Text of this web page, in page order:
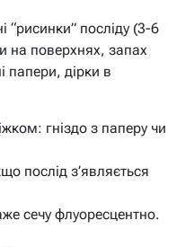
“рисинки” посліду (3-6
на поверхнях, запах
папери, дірки в
гніздо з паперу чи
послід з’являється
сечу флуоресцентно.